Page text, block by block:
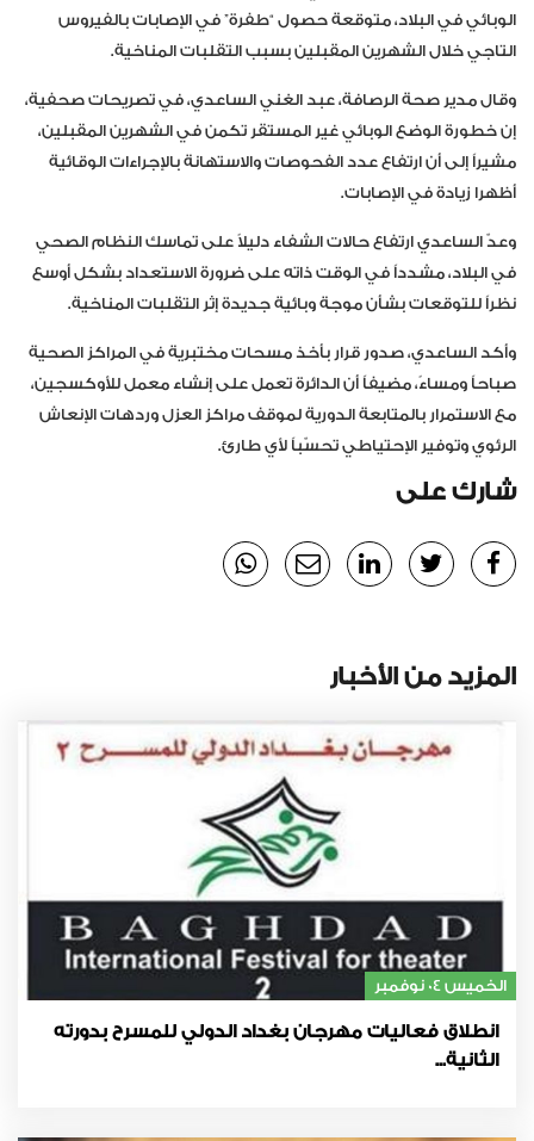
الوبائي في البلاد، متوقعة حصول “طفرة” في الإصابات بالفيروس
التاجي خلال الشهرين المقبلين بسبب التقلبات المناخية.
وقال مدير صحة الرصافة، عبد الغني الساعدي، في تصريحات صحفية،
إن خطورة الوضع الوبائي غير المستقر تكمن في الشهرين المقبلين،
مشيراً إلى أن ارتفاع عدد الفحوصات والاستهانة بالإجراءات الوقائية
أظهرا زيادة في الإصابات.
وعدّ الساعدي ارتفاع حالات الشفاء دليلاً على تماسك النظام الصحي
في البلاد، مشدداً في الوقت ذاته على ضرورة الاستعداد بشكل أوسع
نظراً للتوقعات بشأن موجة وبائية جديدة إثر التقلبات المناخية.
وأكد الساعدي، صدور قرار بأخذ مسحات مختبرية في المراكز الصحية
صباحاً ومساءً، مضيفاً أن الدائرة تعمل على إنشاء معمل للأوكسجين،
مع الاستمرار بالمتابعة الدورية لموقف مراكز العزل وردهات الإنعاش
الرئوي وتوفير الإحتياطي تحسّباً لأي طارئ.
شارك على
المزيد من الأخبار
الخميس 04 نوفمبر
انطلاق فعاليات مهرجان بغداد الدولي للمسرح بدورته
الثانية...